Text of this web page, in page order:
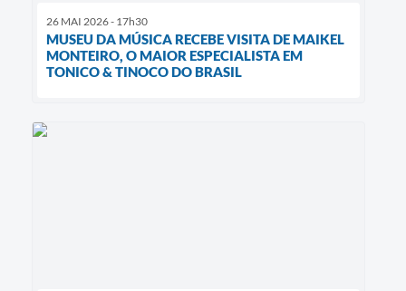
26 MAI 2026 - 17h30
MUSEU DA MÚSICA RECEBE VISITA DE MAIKEL
MONTEIRO, O MAIOR ESPECIALISTA EM
TONICO & TINOCO DO BRASIL